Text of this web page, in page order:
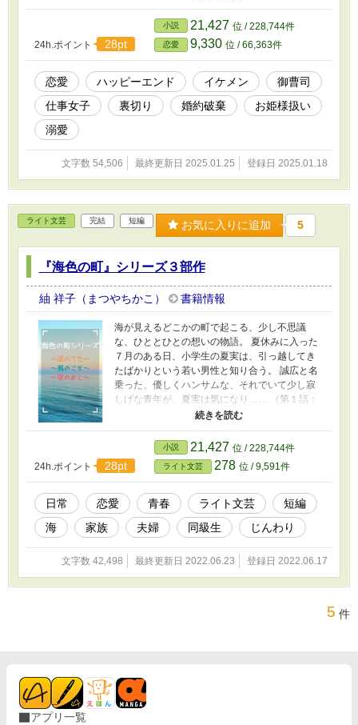
した朝海は、流れで彼と一夜を過ごしてしま
う。 大阪に戻った朝海は数か月後、もう会うこ
とはないと思っていた聡志と、仕事で再会する
── 【表紙作成：canva】
24h.ポイント 28pt
小説 21,427 位 / 228,744件
恋愛 9,330 位 / 66,363件
恋愛 ハッピーエンド イケメン
御曹司
仕事女子
裏切り 婚約破棄
お姫様扱い
溺愛
文字数 54,506 最終更新日 2025.01.25 登録日 2025.01.18
ライト文芸 完結 短編 お気に入りに追加 5
『海色の町』シリーズ３部作
紬 祥子（まつやちかこ） 書籍情報
海が見えるどこかの町で起こる、少し不思議
な、ひととひとの想いの物語。 夏休みに入った
７月のある日、小学生の夏実は、引っ越してき
たばかりという若い男性と知り合う。 誠広と名
乗った、優しくハンサムな、それでいて少し寂
しげな青年が、夏実は気になり…… （第１話：
～波のうた～） 事情があって急な里帰りをした
映見子は、顔見知りの少女に再会する。 今年12
歳になるはずの陽南。だがどう見てもその姿
は、小学校低学年ぐらいだった。慕っていた兄
を亡くしてから外見が変わらないのだとい
う…… （第２話：～風のこえ～） 職場でのスト
レスから鬱病になり、実家に戻った良行。 通院
帰りに立ち寄った図書館で、中学の同級生だっ
た繭子と再会する。もうすぐ結婚するという彼
二人を見つめる周囲の目は、なにか妙な雰囲気
24h.ポイント 28pt
小説 21,427 位 / 228,744件
ライト文芸 278 位 / 9,591件
日常 恋愛 青春 ライト文芸
短編
海
家族 夫婦 同級生 じんわり
文字数 42,498 最終更新日 2022.06.23 登録日 2022.06.17
5 件
アプリ一覧